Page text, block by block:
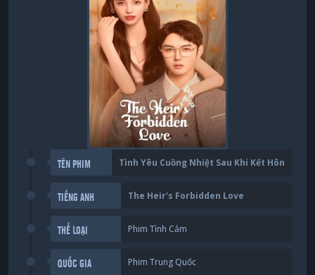
TÊN PHIM Tình Yêu Cuồng Nhiệt Sau Khi Kết Hôn
TIẾNG ANH The Heir's Forbidden Love
THỂ LOẠI Phim Tình Cảm
QUỐC GIA Phim Trung Quốc